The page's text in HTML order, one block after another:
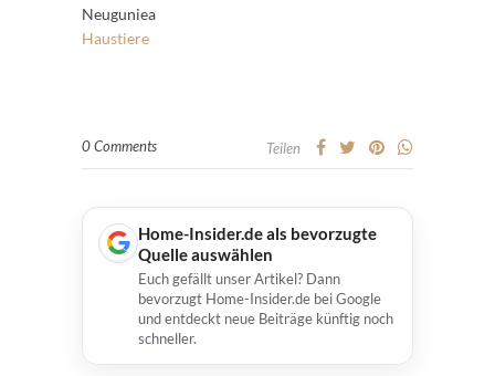
Neuguniea
Haustiere
0 Comments Teilen
Home-Insider.de als bevorzugte
Quelle auswählen
Euch gefällt unser Artikel? Dann
bevorzugt Home-Insider.de bei Google
und entdeckt neue Beiträge künftig noch
schneller.